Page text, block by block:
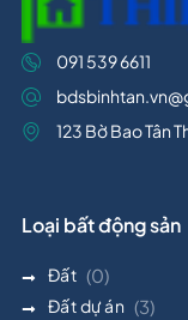
091 539 6611
123 Bờ Bao Tân
Loại bất động sản
Đất (0)
Đất dự án (3)